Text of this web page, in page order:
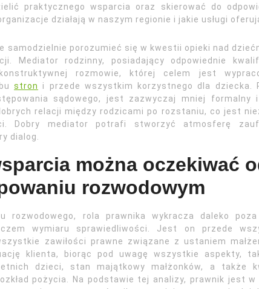
praktycznego wsparcia oraz skierować do
działają w naszym regionie i jakie usługi
samodzielnie porozumieć się w kwestii opieki nad
Mediator rodzinny, posiadający odpowiednie
rozmowie, której celem jest
stron
i przede wszystkim korzystnego dla dziecka.
sądowego, jest zazwyczaj mniej formalny
relacji między rodzicami po rozstaniu, co jest
Dobry mediator potrafi stworzyć atmosferę
dialog.
można oczekiwać
rozwodowym
rozwodowego, rola prawnika wykracza daleko
wymiaru sprawiedliwości. Jest on przede
zawiłości prawne związane z ustaniem
klienta, biorąc pod uwagę wszystkie aspekty,
dzieci, stan majątkowy małżonków, a także
pożycia. Na podstawie tej analizy, prawnik jest w